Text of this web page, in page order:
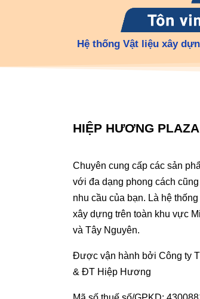
Hệ thống Vật liệu xây
HIỆP HƯƠNG PLAZA
Chuyên cung cấp các sản
với đa dạng phong cách
nhu cầu của bạn. Là hệ
xây dựng trên toàn khu vực
và Tây Nguyên.
Được vận hành bởi Công ty
& ĐT Hiệp Hương